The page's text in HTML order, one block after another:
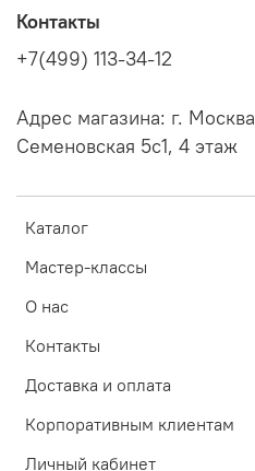
Каталог
Мастер-классы
О нас
Контакты
Доставка и оплата
Корпоративным клиентам
Личный кабинет
Контакты
+7(499) 113-34-12
Адрес магазина: г.
Семеновская 5с1, 4 этаж